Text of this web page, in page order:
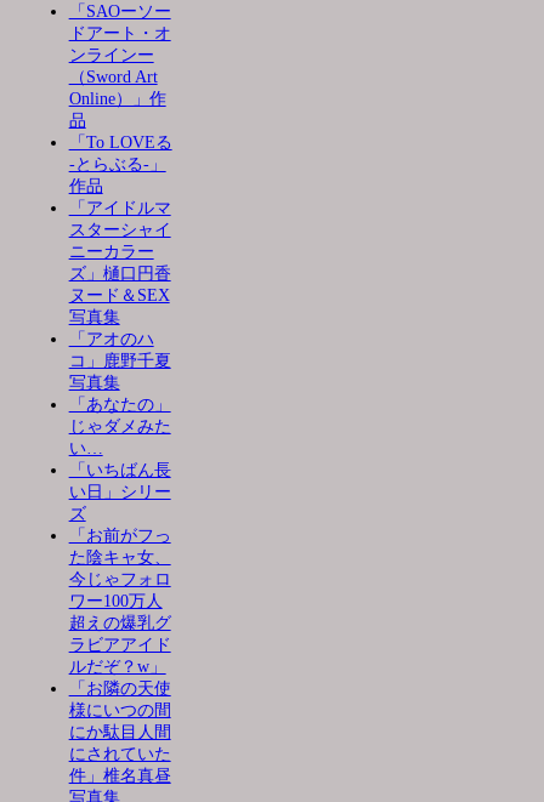
「SAOーソー
ドアート・オ
ンラインー
（Sword Art
Online）」作
品
「To LOVEる
-とらぶる-」
作品
「アイドルマ
スターシャイ
ニーカラー
ズ」樋口円香
ヌード＆SEX
写真集
「アオのハ
コ」鹿野千夏
写真集
「あなたの」
じゃダメみた
い…
「いちばん長
い日」シリー
ズ
「お前がフっ
た陰キャ女、
今じゃフォロ
ワー100万人
超えの爆乳グ
ラビアアイド
ルだぞ？w」
「お隣の天使
様にいつの間
にか駄目人間
にされていた
件」椎名真昼
写真集